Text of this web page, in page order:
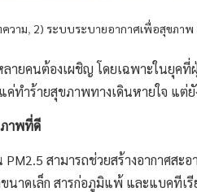
วาม, 2) ระบบระบายอากาศเพื่อสุขภาพ
ลายคนต้องเผชิญ โดยเฉพาะในยุค
ค่ทำร้ายสุขภาพทางเดินหายใจ แ
ภาพที่ดี
PM2.5 สามารถช่วยสร้างอากาศส
นาดเล็ก สารก่อภูมิแพ้ และแบคทีเรี